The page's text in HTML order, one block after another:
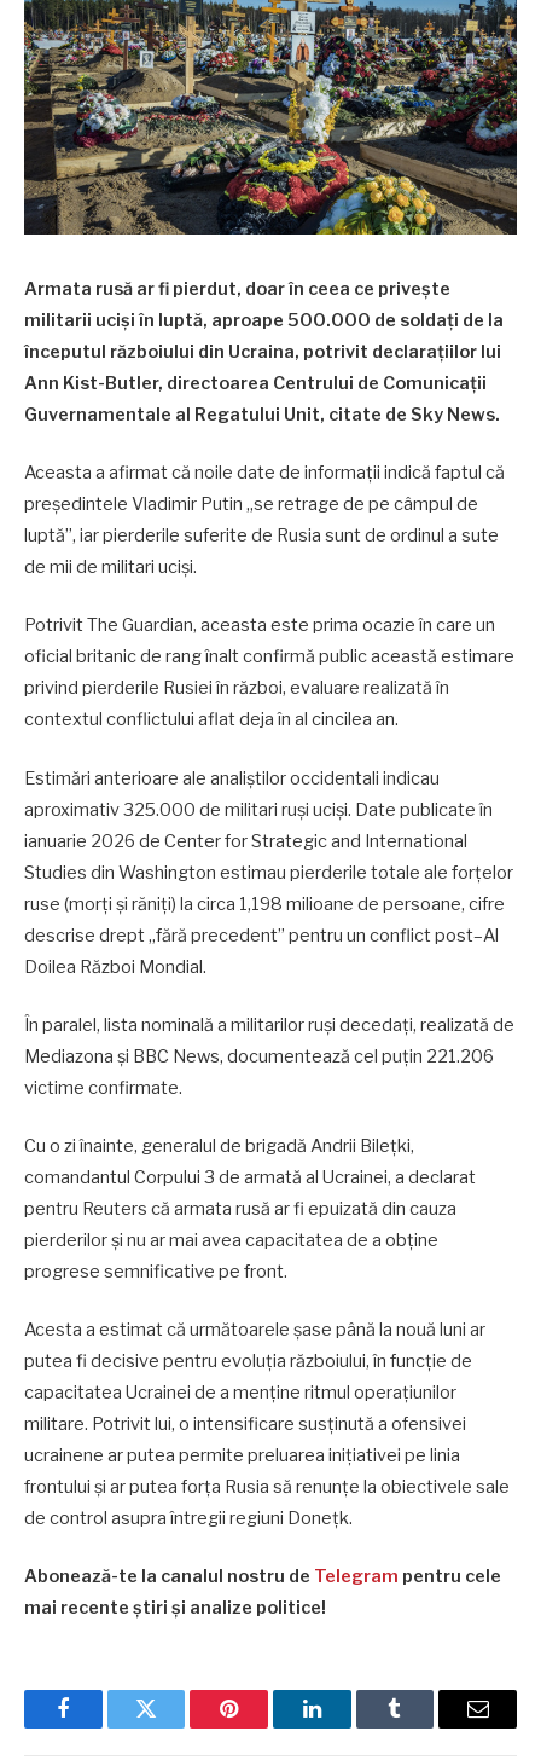
Armata rusă ar fi pierdut, doar în ceea ce privește
militarii uciși în luptă, aproape 500.000 de soldați de la
începutul războiului din Ucraina, potrivit declarațiilor lui
Ann Kist-Butler, directoarea Centrului de Comunicații
Guvernamentale al Regatului Unit, citate de Sky News.
Aceasta a afirmat că noile date de informații indică faptul că
președintele Vladimir Putin „se retrage de pe câmpul de
luptă”, iar pierderile suferite de Rusia sunt de ordinul a sute
de mii de militari uciși.
Potrivit The Guardian, aceasta este prima ocazie în care un
oficial britanic de rang înalt confirmă public această estimare
privind pierderile Rusiei în război, evaluare realizată în
contextul conflictului aflat deja în al cincilea an.
Estimări anterioare ale analiștilor occidentali indicau
aproximativ 325.000 de militari ruși uciși. Date publicate în
ianuarie 2026 de Center for Strategic and International
Studies din Washington estimau pierderile totale ale forțelor
ruse (morți și răniți) la circa 1,198 milioane de persoane, cifre
descrise drept „fără precedent” pentru un conflict post–Al
Doilea Război Mondial.
În paralel, lista nominală a militarilor ruși decedați, realizată de
Mediazona și BBC News, documentează cel puțin 221.206
victime confirmate.
Cu o zi înainte, generalul de brigadă Andrii Bilețki,
comandantul Corpului 3 de armată al Ucrainei, a declarat
pentru Reuters că armata rusă ar fi epuizată din cauza
pierderilor și nu ar mai avea capacitatea de a obține
progrese semnificative pe front.
Acesta a estimat că următoarele șase până la nouă luni ar
putea fi decisive pentru evoluția războiului, în funcție de
capacitatea Ucrainei de a menține ritmul operațiunilor
militare. Potrivit lui, o intensificare susținută a ofensivei
ucrainene ar putea permite preluarea inițiativei pe linia
frontului și ar putea forța Rusia să renunțe la obiectivele sale
de control asupra întregii regiuni Donețk.
Abonează-te la canalul nostru de Telegram pentru cele
mai recente știri și analize politice!
FacebookTwitter Pinterest LinkedInTumblr Email